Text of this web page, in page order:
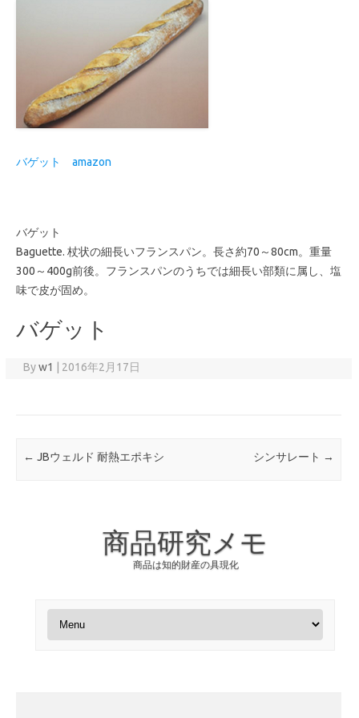
バゲット amazon
バゲット
Baguette. 杖状の細長いフランスパン。長さ約70～80cm。重量
300～400g前後。フランスパンのうちでは細長い部類に属し、塩
味で皮が固め。
バゲット
Byw1 2016年2月17日
Post navigation
← JBウェルド 耐熱エポキシ シンサレート →
商品研究メモ
商品は知的財産の具現化